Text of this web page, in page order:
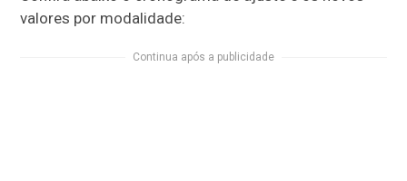
valores por modalidade:
Continua após a publicidade